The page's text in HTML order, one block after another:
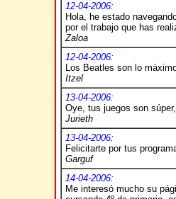
12-04-2006:
Hola, he estado
por el trabajo que has
Zaloa
12-04-2006:
Los Beatles son lo
Itzel
13-04-2006:
Oye, tus juegos son
Jurieth
13-04-2006:
Felicitarte por tus
Garguf
14-04-2006:
Me interesó mucho su